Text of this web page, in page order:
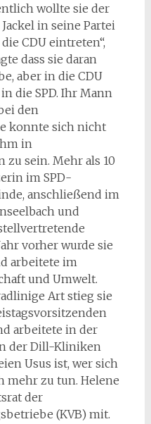
wollte sie der
in seine Partei
CDU eintreten“,
dass sie daran
aber in die CDU
die SPD. Ihr Mann
den
konnte sich nicht
in
sein. Mehr als 10
im SPD-
anschließend im
und
vorher wurde sie
arbeitete im
und Umwelt.
Art stieg sie
arbeitete in der
der Dill-Kliniken
Usus ist, wer sich
mehr zu tun. Helene
der
(KVB) mit.